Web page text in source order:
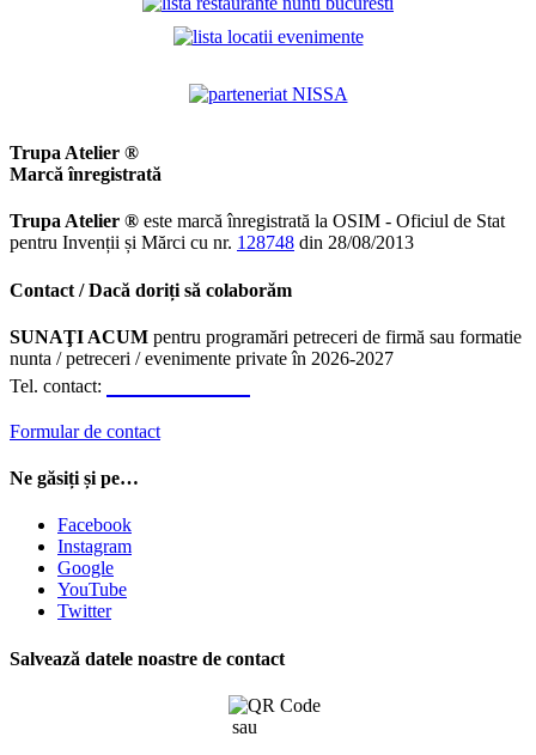
Trupa Atelier ®
Marcă înregistrată
Trupa Atelier ® este marcă înregistrată la OSIM - Oficiul de Stat
pentru Invenții și Mărci cu nr. 128748 din 28/08/2013
Contact / Dacă doriți să colaborăm
SUNAŢI ACUM pentru programări petreceri de firmă sau formatie
nunta / petreceri / evenimente private în 2026-2027
Tel. contact:
Formular de contact
Ne găsiți și pe…
Facebook
Instagram
Google
YouTube
Twitter
Salvează datele noastre de contact
sau